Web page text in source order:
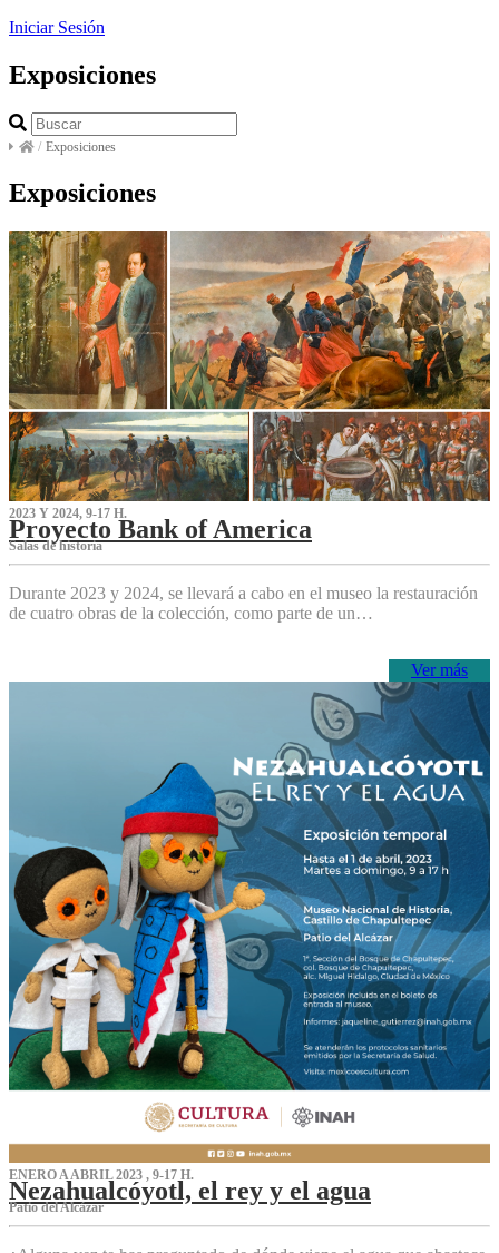
Iniciar Sesión
Exposiciones
/ Exposiciones
Exposiciones
2023 Y 2024, 9-17 H.
Proyecto Bank of America
S‌alas de historia
Durante 2023 y 2024, se llevará a cabo en el museo la restauración
de cuatro obras de la colección, como parte de un…
Ver más
ENERO A ABRIL 2023 , 9-17 H.
Nezahualcóyotl, el rey y el agua
Patio del Alcázar